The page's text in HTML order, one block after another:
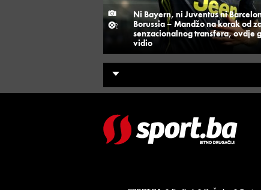
Ni Bayern, ni Juventus ni
Borussia – Mandžo na korak od
senzacionalnog transfera, ovdje
vidio